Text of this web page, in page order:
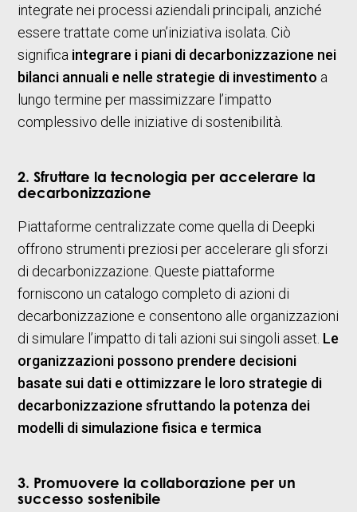
integrate nei processi aziendali principali, anziché
essere trattate come un’iniziativa isolata. Ciò
significa integrare i piani di decarbonizzazione nei
bilanci annuali e nelle strategie di investimento a
lungo termine per massimizzare l’impatto
complessivo delle iniziative di sostenibilità.
2. Sfruttare la tecnologia per accelerare la
decarbonizzazione
Piattaforme centralizzate come quella di Deepki
offrono strumenti preziosi per accelerare gli sforzi
di decarbonizzazione. Queste piattaforme
forniscono un catalogo completo di azioni di
decarbonizzazione e consentono alle organizzazioni
di simulare l’impatto di tali azioni sui singoli asset. Le
organizzazioni possono prendere decisioni
basate sui dati e ottimizzare le loro strategie di
decarbonizzazione sfruttando la potenza dei
modelli di simulazione fisica e termica
3. Promuovere la collaborazione per un
successo sostenibile